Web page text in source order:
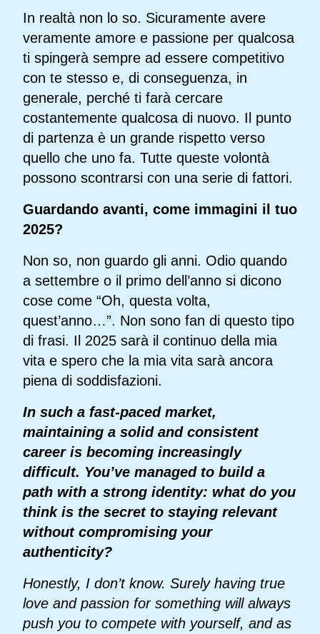
In realtà non lo so. Sicuramente avere
veramente amore e passione per qualcosa
ti spingerà sempre ad essere competitivo
con te stesso e, di conseguenza, in
generale, perché ti farà cercare
costantemente qualcosa di nuovo. Il punto
di partenza è un grande rispetto verso
quello che uno fa. Tutte queste volontà
possono scontrarsi con una serie di fattori.
Guardando avanti, come immagini il tuo
2025?
Non so, non guardo gli anni. Odio quando
a settembre o il primo dell’anno si dicono
cose come “Oh, questa volta,
quest’anno…”. Non sono fan di questo tipo
di frasi. Il 2025 sarà il continuo della mia
vita e spero che la mia vita sarà ancora
piena di soddisfazioni.
In such a fast-paced market,
maintaining a solid and consistent
career is becoming increasingly
difficult. You’ve managed to build a
path with a strong identity: what do you
think is the secret to staying relevant
without compromising your
authenticity?
Honestly, I don’t know. Surely having true
love and passion for something will always
push you to compete with yourself, and as